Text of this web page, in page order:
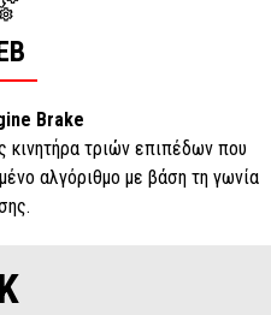
Brake
κινητήρα τριών επιπέδων που
αλγόριθμο με βάση τη γωνία